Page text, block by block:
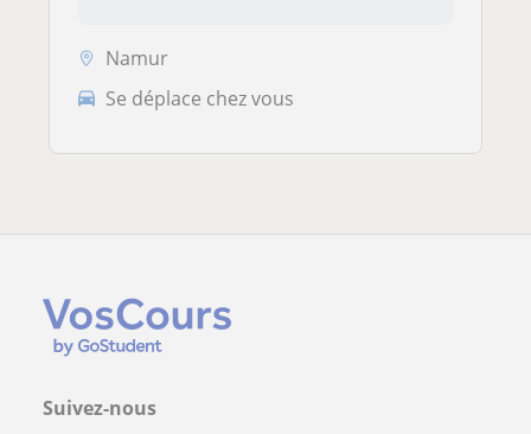
Namur
Se déplace chez vous
Suivez-nous